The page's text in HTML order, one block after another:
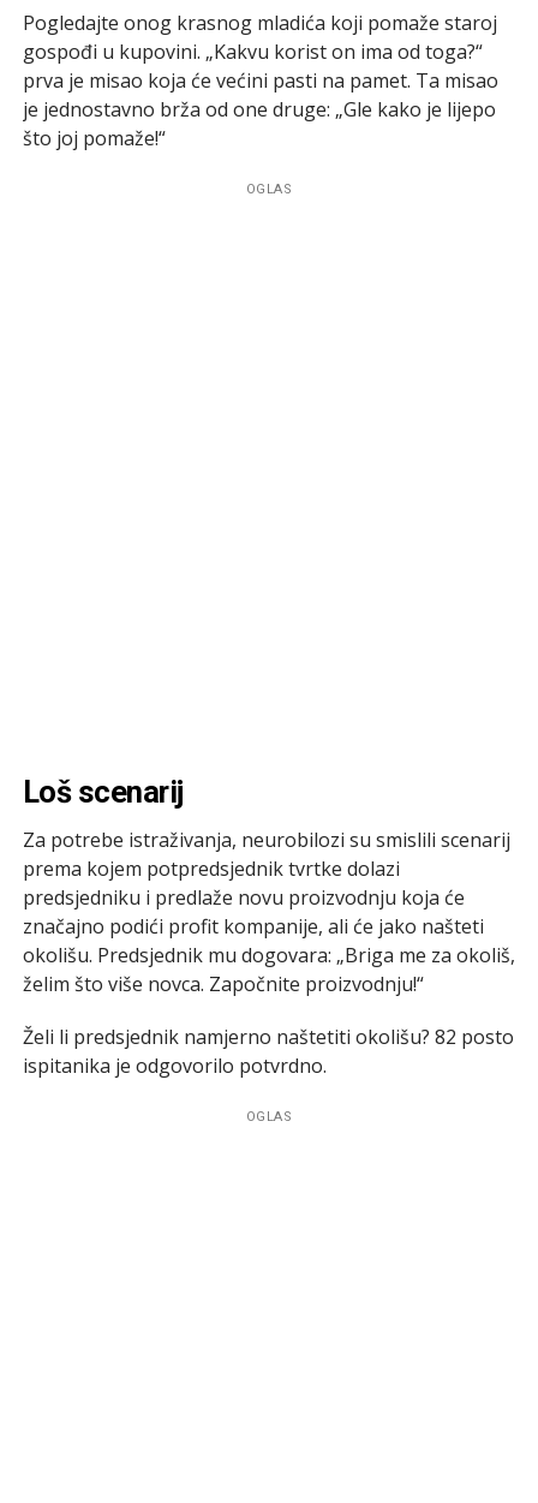
Pogledajte onog krasnog mladića koji pomaže staroj
gospođi u kupovini. „Kakvu korist on ima od toga?“
prva je misao koja će većini pasti na pamet. Ta misao
je jednostavno brža od one druge: „Gle kako je lijepo
što joj pomaže!“
OGLAS
Loš scenarij
Za potrebe istraživanja, neurobilozi su smislili scenarij
prema kojem potpredsjednik tvrtke dolazi
predsjedniku i predlaže novu proizvodnju koja će
značajno podići profit kompanije, ali će jako našteti
okolišu. Predsjednik mu dogovara: „Briga me za okoliš,
želim što više novca. Započnite proizvodnju!“
Želi li predsjednik namjerno naštetiti okolišu? 82 posto
ispitanika je odgovorilo potvrdno.
OGLAS